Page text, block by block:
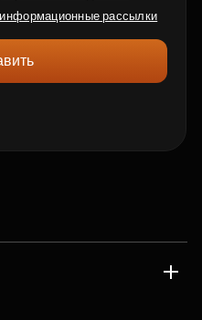
рассылки